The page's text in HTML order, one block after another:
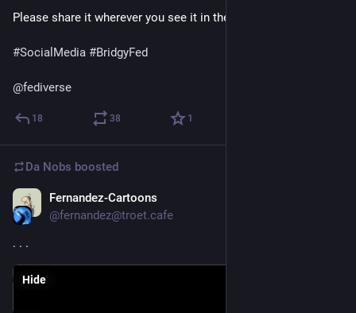
Please share it wherever you see it in the
#SocialMedia #BridgyFed
@fediverse
18 38 1
Da Nobs boosted
Fernandez-Cartoons
@fernandez@troet.cafe
. . .
Hide